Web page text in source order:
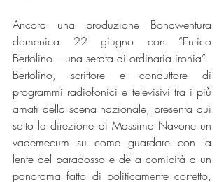
Ancora una produzione Bonawentura
domenica 22 giugno con “Enrico
Bertolino – una serata di ordinaria ironia”.
Bertolino, scrittore e conduttore di
programmi radiofonici e televisivi tra i più
amati della scena nazionale, presenta qui
sotto la direzione di Massimo Navone un
vademecum su come guardare con la
lente del paradosso e della comicità a un
panorama fatto di politicamente corretto,